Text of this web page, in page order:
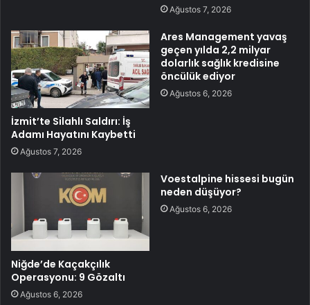
Ağustos 7, 2026
İzmit’te Silahlı Saldırı: İş
Adamı Hayatını Kaybetti
Ağustos 7, 2026
Ares Management yavaş
geçen yılda 2,2 milyar
dolarlık sağlık kredisine
öncülük ediyor
Ağustos 6, 2026
Niğde’de Kaçakçılık
Operasyonu: 9 Gözaltı
Ağustos 6, 2026
Voestalpine hissesi bugün
neden düşüyor?
Ağustos 6, 2026